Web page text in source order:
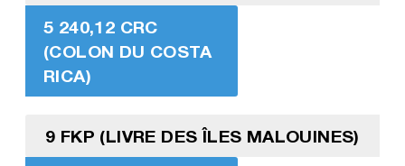
5 240,12 CRC
(COLON DU COSTA
RICA)
9 FKP (LIVRE DES ÎLES MALOUINES)